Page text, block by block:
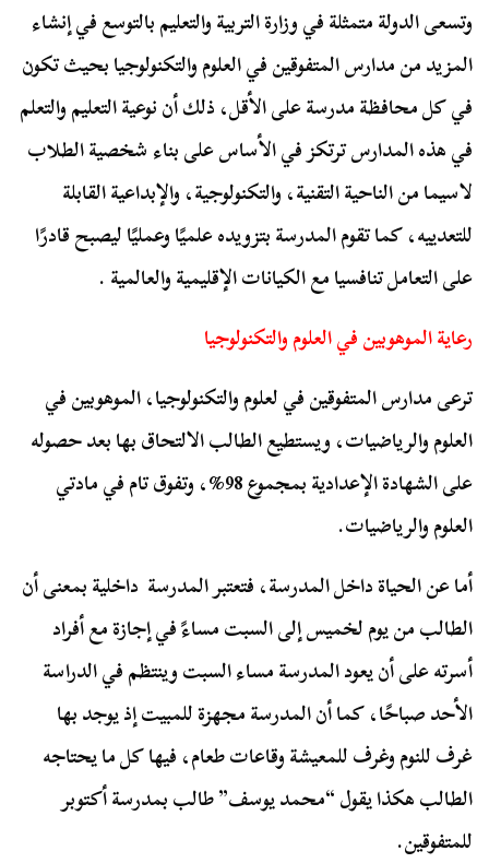
وتسعى الدولة متمثلة في وزارة التربية والتعليم بالتوسع في إنشاء
المزيد من مدارس المتفوقين في العلوم والتكنولوجيا بحيث تكون
في كل محافظة مدرسة على الأقل، ذلك أن نوعية التعليم والتعلم
في هذه المدارس ترتكز في الأساس على بناء شخصية الطلاب
لاسيما من الناحية التقنية، والتكنولوجية، والإبداعية القابلة
للتعدييه، كما تقوم المدرسة بتزويده علميًا وعمليًا ليصبح قادرًا
على التعامل تنافسيا مع الكيانات الإقليمية والعالمية .
رعاية الموهوبين في العلوم والتكنولوجيا
ترعى مدارس المتفوقين في لعلوم والتكنولوجيا، الموهوبين في
العلوم والرياضيات، ويستطيع الطالب الالتحاق بها بعد حصوله
على الشهادة الإعدادية بمجموع 98%، وتفوق تام في مادتي
العلوم والرياضيات.
أما عن الحياة داخل المدرسة، فتعتبر المدرسة داخلية بمعنى أن
الطالب من يوم لخميس إلى السبت مساءً في إجازة مع أفراد
أسرته على أن يعود المدرسة مساء السبت وينتظم في الدراسة
الأحد صباحًا، كما أن المدرسة مجهزة للمبيت إذ يوجد بها
غرف للنوم وغرف للمعيشة وقاعات طعام، فيها كل ما يحتاجه
الطالب هكذا يقول “محمد يوسف” طالب بمدرسة أكتوبر
للمتفوقين.